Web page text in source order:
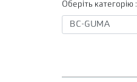
Оберіть категорію :